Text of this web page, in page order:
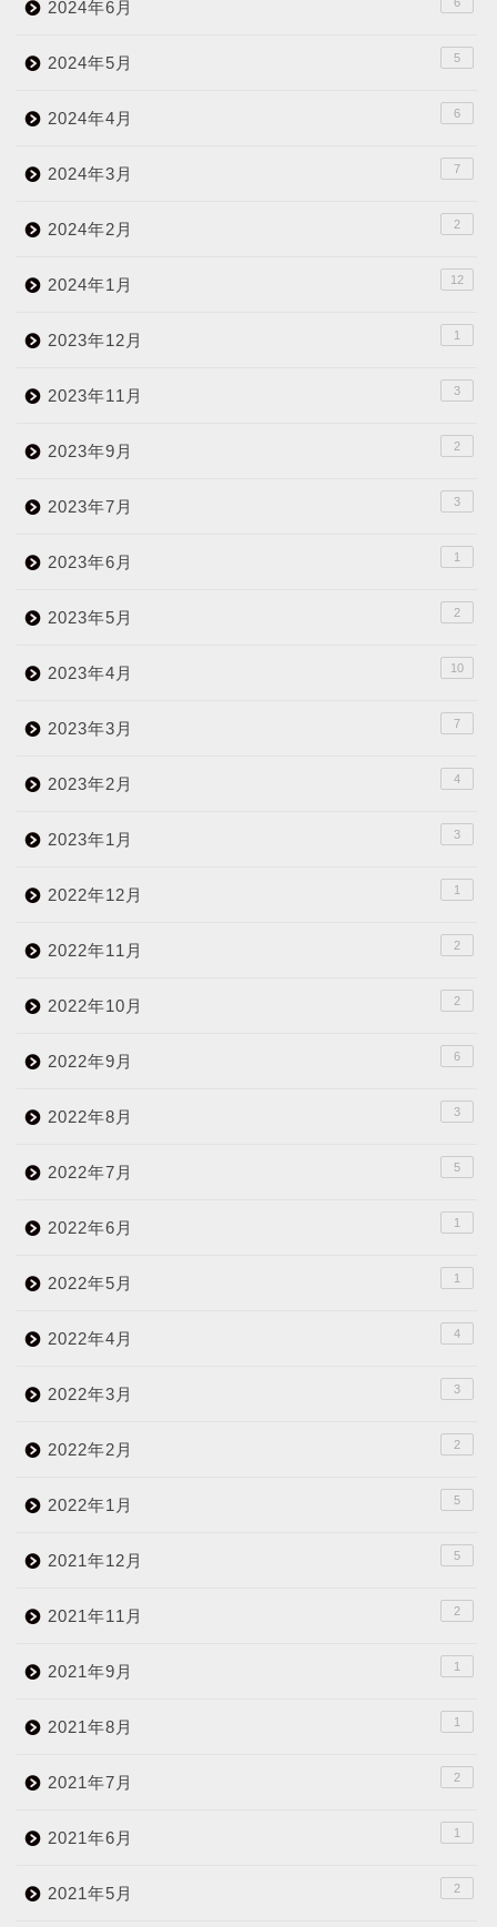
2024年6月
2024年5月 5
2024年4月 6
2024年3月 7
2024年2月 2
2024年1月 12
2023年12月 1
2023年11月 3
2023年9月 2
2023年7月 3
2023年6月 1
2023年5月 2
2023年4月 10
2023年3月 7
2023年2月 4
2023年1月 3
2022年12月 1
2022年11月 2
2022年10月 2
2022年9月 6
2022年8月 3
2022年7月 5
2022年6月 1
2022年5月 1
2022年4月 4
2022年3月 3
2022年2月 2
2022年1月 5
2021年12月 5
2021年11月 2
2021年9月 1
2021年8月 1
2021年7月 2
2021年6月 1
2021年5月 2